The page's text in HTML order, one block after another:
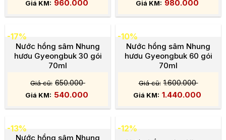
960.000 980.000
-17%
Nước hồng sâm Nhung
hươu Gyeongbuk 30 gói
70ml
650.000
540.000
-10%
Nước hồng sâm Nhung
hươu Gyeongbuk 60 gói
70ml
1.600.000
1.440.000
-13%
Nước hồng sâm Nhung
-12%